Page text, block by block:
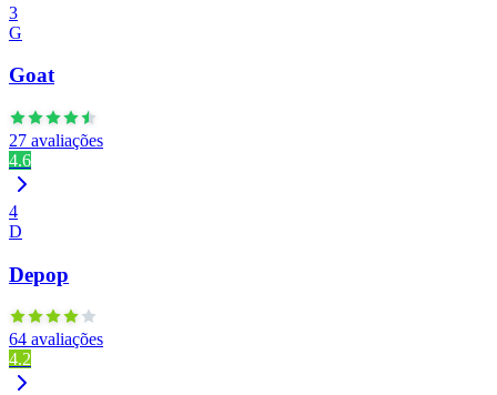
3
G
Goat
27 avaliações
4.6
4
D
Depop
64 avaliações
4.2